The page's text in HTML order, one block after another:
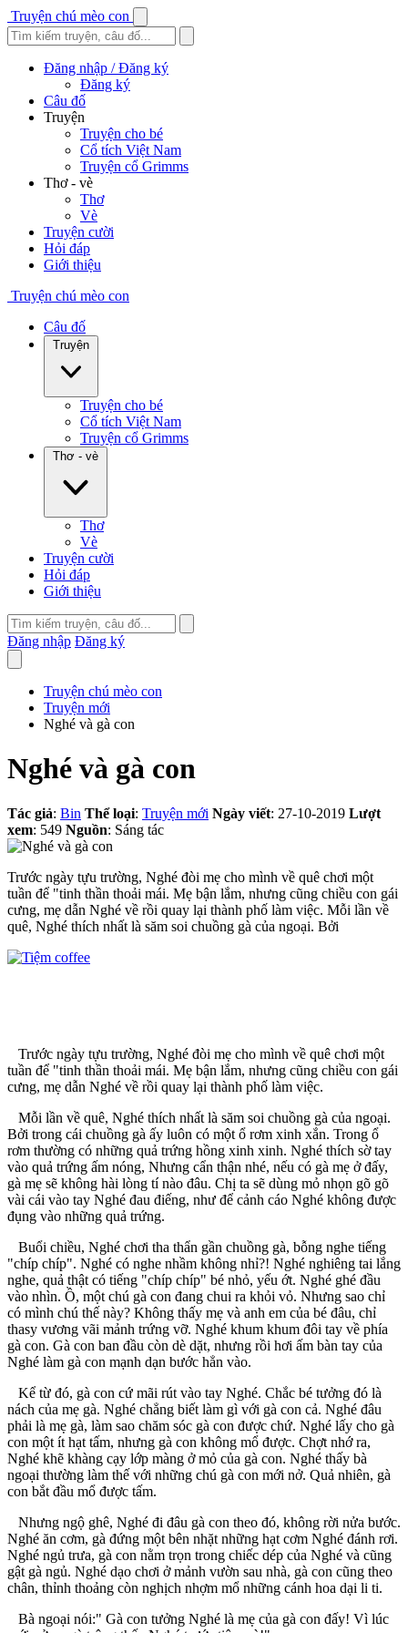
Truyện chú mèo con
Đăng nhập / Đăng ký
Đăng ký
Câu đố
Truyện
Truyện cho bé
Cổ tích Việt Nam
Truyện cổ Grimms
Thơ - vè
Thơ
Vè
Truyện cười
Hỏi đáp
Giới thiệu
Truyện chú mèo con
Câu đố
Truyện
Truyện cho bé
Cổ tích Việt Nam
Truyện cổ Grimms
Thơ - vè
Thơ
Vè
Truyện cười
Hỏi đáp
Giới thiệu
Đăng nhập Đăng ký
Truyện chú mèo con
Truyện mới
Nghé và gà con
Nghé và gà con
Tác giả: Bin Thể loại: Truyện mới Ngày viết: 27-10-2019 Lượt
xem: 549 Nguồn: Sáng tác
Trước ngày tựu trường, Nghé đòi mẹ cho mình về quê chơi một
tuần để "tinh thần thoải mái. Mẹ bận lắm, nhưng cũng chiều con gái
cưng, mẹ dẫn Nghé về rồi quay lại thành phố làm việc. Mỗi lần về
quê, Nghé thích nhất là săm soi chuồng gà của ngoại. Bởi
Trước ngày tựu trường, Nghé đòi mẹ cho mình về quê chơi một
tuần để "tinh thần thoải mái. Mẹ bận lắm, nhưng cũng chiều con gái
cưng, mẹ dẫn Nghé về rồi quay lại thành phố làm việc.
Mỗi lần về quê, Nghé thích nhất là săm soi chuồng gà của ngoại.
Bởi trong cái chuồng gà ấy luôn có một ổ rơm xinh xắn. Trong ổ
rơm thường có những quả trứng hồng xinh xinh. Nghé thích sờ tay
vào quả trứng ấm nóng, Nhưng cẩn thận nhé, nếu có gà mẹ ở đấy,
gà mẹ sẽ không hài lòng tí nào đâu. Chị ta sẽ dùng mỏ nhọn gõ gõ
vài cái vào tay Nghé đau điếng, như để cảnh cáo Nghé không được
đụng vào những quả trứng.
Buổi chiều, Nghé chơi tha thẩn gần chuồng gà, bỗng nghe tiếng
"chíp chíp". Nghé có nghe nhầm không nhỉ?! Nghé nghiêng tai lắng
nghe, quả thật có tiếng "chíp chíp" bé nhỏ, yếu ớt. Nghé ghé đầu
vào nhìn. Ồ, một chú gà con đang chui ra khỏi vỏ. Nhưng sao chỉ
có mình chú thế này? Không thấy mẹ và anh em của bé đâu, chỉ
thasy vương vãi mảnh trứng vỡ. Nghé khum khum đôi tay về phía
gà con. Gà con ban đầu còn dè dặt, nhưng rồi hơi ấm bàn tay của
Nghé làm gà con mạnh dạn bước hẳn vào.
Kể từ đó, gà con cứ mãi rút vào tay Nghé. Chắc bé tưởng đó là
nách của mẹ gà. Nghé chẳng biết làm gì với gà con cả. Nghé đâu
phải là mẹ gà, làm sao chăm sóc gà con được chứ. Nghé lấy cho gà
con một ít hạt tấm, nhưng gà con không mổ được. Chợt nhớ ra,
Nghé khẽ khàng cạy lớp màng ở mỏ của gà con. Nghé thấy bà
ngoại thường làm thế với những chú gà con mới nở. Quả nhiên, gà
con bắt đầu mổ được tấm.
Nhưng ngộ ghê, Nghé đi đâu gà con theo đó, không rời nửa bước.
Nghé ăn cơm, gà đứng một bên nhặt những hạt cơm Nghé đánh rơi.
Nghé ngủ trưa, gà con nằm trọn trong chiếc dép của Nghé và cũng
gật gà ngủ. Nghé dạo chơi ở mảnh vườn sau nhà, gà con cũng theo
chân, thỉnh thoảng còn nghịch nhợm mổ những cánh hoa dại li ti.
Bà ngoại nói:" Gà con tưởng Nghé là mẹ của gà con đấy! Vì lúc